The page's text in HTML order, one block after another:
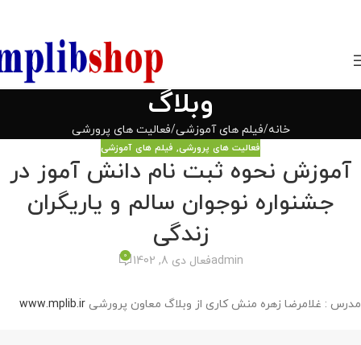
وبلاگ
خانه فیلم های آموزشی فعالیت های پرورشی
فعالیت های پرورشی, فیلم های آموزشی
آموزش نحوه ثبت نام دانش آموز در
جشنواره نوجوان سالم و یاریگران
زندگی
adminفعال دی 8, 1402 0
مدرس : غلامرضا زهره منش کاری از وبلاگ معاون پرورشی www.mplib.ir